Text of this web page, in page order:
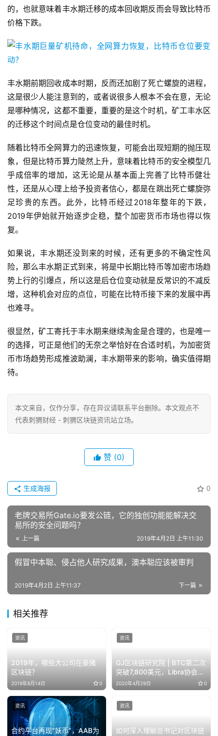
的，也就意味着丰水期迁移的成本回收期反而会导致比特币
价格下跌。
丰水期前期回收成本时期，反而还加剧了死亡螺旋的进程，
这是很少人能注意到的，或者说很多人根本不会在意，无论
是哪种情况，这都不重要，重要的是这个时机，矿工丰水区
的迁移这个时间点是仓位变动的最佳时机。
随着比特币全网算力的迅速恢复，可能会出现短期的抛压现
象，但是比特币算力陡然上升，意味着比特币的安全模型几
乎成倍率的增加，这无论是从基本面上完善了比特币健壮
性，还是从心理上给予投资者信心，都是在跳出死亡螺旋弥
足珍贵的东西。此外，比特币经过2018年整年的下跌，
2019年伊始就开始逐步企稳，整个加密货币市场也得以恢
复。
如果说，丰水期还没到来的时候，还有更多的不确定性风
险，那么丰水期正式到来，将是中长期比特币等加密市场趋
势上行的引爆点，所以这是后仓位变动就是反常识的不减反
增，这种机会对应的点位，可能在比特币接下来的发展中再
也难寻。
很显然，矿工寄托于丰水期来继续淘金是合理的，也是唯一
的选择，可正是他们的无奈之举恰好在合适时机，为加密货
币市场趋势形成推波助澜，丰水期带来的影响，确实值得期
待。
本文来自 ，仅作分享，存在异议请联系平台删除。本文观点不
代表刺猬财经 - 刺猬区块链资讯站立场。
赞 (0)
0
生成海报
老牌交易所Gate.io要发公链，它的独创功能能解决交
易所的安全问题吗？
上一篇 2019年4月2日 上午11:30
假冒中本聪、侵占他人研究成果，澳本聪应该被审判
下一篇
2019年4月2日 上午11:37
相关推荐
2019年，哪些大公司在豪赌
区块链？
2019年8月14日 0
资讯
GJ区块链研究院 | BTC第二次
突破7,800美元，Libra协会再
添新成员
2020年4月29日 0
资讯
合约平台再现“妖币”，AAB为
资讯
如何深入理解总书记对区块链
资讯